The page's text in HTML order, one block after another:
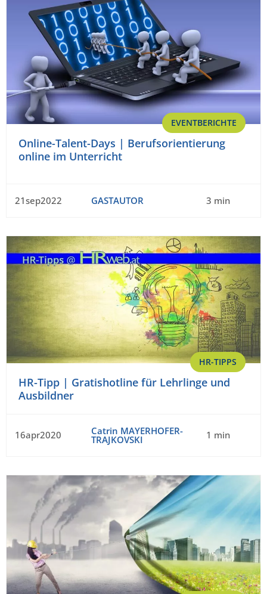
EVENTBERICHTE
Online-Talent-Days | Berufsorientierung
online im Unterricht
21sep2022 GASTAUTOR 3 min
HR-TIPPS
HR-Tipp | Gratishotline für Lehrlinge und
Ausbildner
16apr2020 Catrin MAYERHOFER-
TRAJKOVSKI 1 min